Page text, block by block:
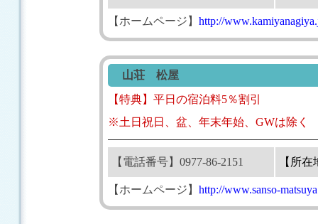
【ホームページ】 http://
山荘 松屋
【特典】平日の宿泊料5％割引
※土日祝日、盆、年末年始、GWは除く
【電話番号】0977-86-2151 【所在
【ホームページ】 http://www.sanso-